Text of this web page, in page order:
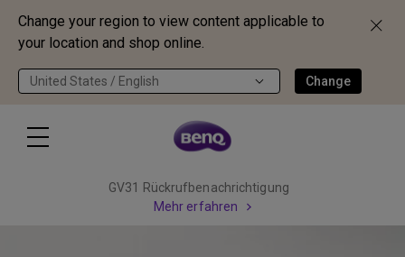
Change your region to view content applicable to
your location and shop online.
United States / English Change
GV31 Rückrufbenachrichtigung
Mehr erfahren